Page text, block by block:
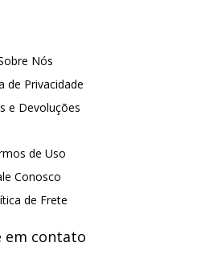
Nós
de Privacidade
e Devoluções
de Uso
Conosco
de Frete
em contato